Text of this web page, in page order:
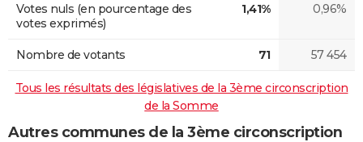
Votes nuls (en pourcentage des
votes exprimés)
1,41% 0,96%
Nombre de votants 71 57 454
Tous les résultats des législatives de la 3ème circonscription
de la Somme
Autres communes de la 3ème circonscription